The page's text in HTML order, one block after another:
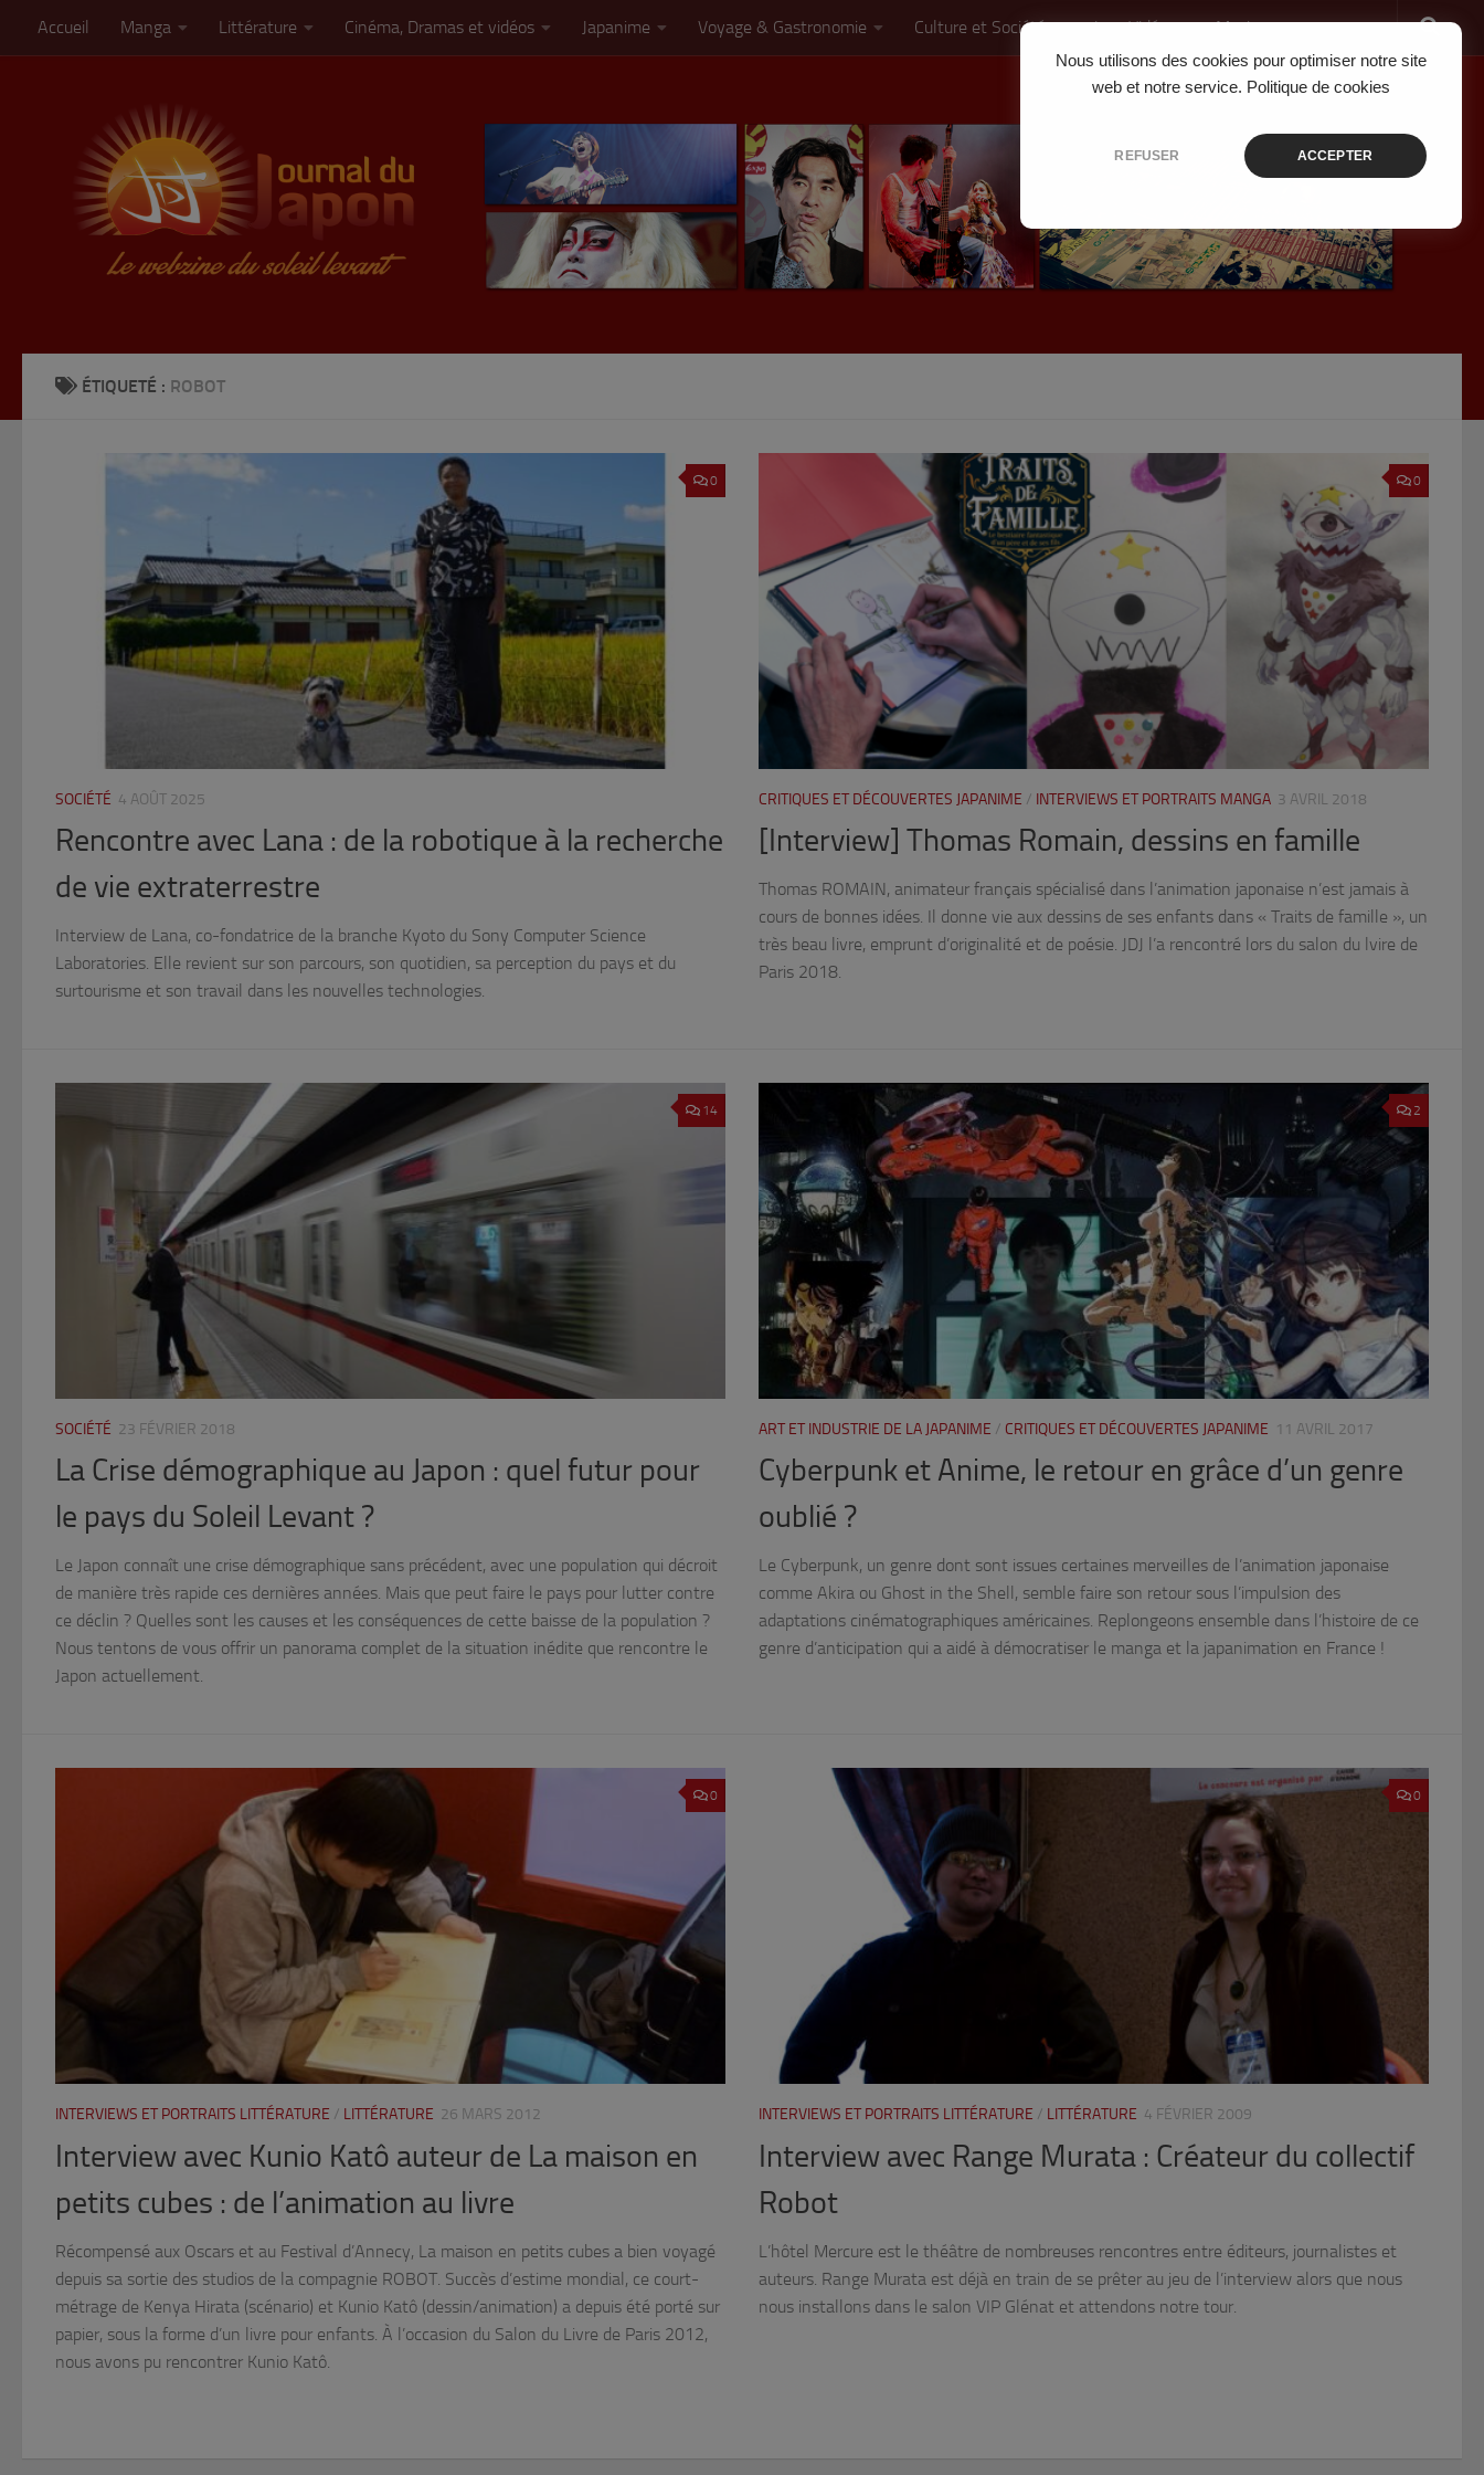
Nous utilisons des cookies pour optimiser notre site
web et notre service. Politique de cookies
REFUSER ACCEPTER
Skip to content
Accueil Manga Littérature Cinéma, Dramas et vidéos Japanime Voyage & Gastronomie Culture et Société Jeux Vidéo Musique
ÉTIQUETÉ : ROBOT
0
SOCIÉTÉ 4 AOÛT 2025
Rencontre avec Lana : de la robotique à la recherche
de vie extraterrestre
Interview de Lana, co-fondatrice de la branche Kyoto du Sony Computer Science
Laboratories. Elle revient sur son parcours, son quotidien, sa perception du pays et du
surtourisme et son travail dans les nouvelles technologies.
0
CRITIQUES ET DÉCOUVERTES JAPANIME / INTERVIEWS ET PORTRAITS MANGA 3 AVRIL 2018
[Interview] Thomas Romain, dessins en famille
Thomas ROMAIN, animateur français spécialisé dans l’animation japonaise n’est jamais à
cours de bonnes idées. Il donne vie aux dessins de ses enfants dans « Traits de famille », un
très beau livre, emprunt d’originalité et de poésie. JDJ l’a rencontré lors du salon du lvire de
Paris 2018.
14
SOCIÉTÉ 23 FÉVRIER 2018
La Crise démographique au Japon : quel futur pour
le pays du Soleil Levant ?
Le Japon connaît une crise démographique sans précédent, avec une population qui décroit
de manière très rapide ces dernières années. Mais que peut faire le pays pour lutter contre
ce déclin ? Quelles sont les causes et les conséquences de cette baisse de la population ?
Nous tentons de vous offrir un panorama complet de la situation inédite que rencontre le
Japon actuellement.
2
ART ET INDUSTRIE DE LA JAPANIME / CRITIQUES ET DÉCOUVERTES JAPANIME 11 AVRIL 2017
Cyberpunk et Anime, le retour en grâce d’un genre
oublié ?
Le Cyberpunk, un genre dont sont issues certaines merveilles de l’animation japonaise
comme Akira ou Ghost in the Shell, semble faire son retour sous l’impulsion des
adaptations cinématographiques américaines. Replongeons ensemble dans l’histoire de ce
genre d’anticipation qui a aidé à démocratiser le manga et la japanimation en France !
0
INTERVIEWS ET PORTRAITS LITTÉRATURE / LITTÉRATURE 26 MARS 2012
Interview avec Kunio Katô auteur de La maison en
petits cubes : de l’animation au livre
Récompensé aux Oscars et au Festival d’Annecy, La maison en petits cubes a bien voyagé
depuis sa sortie des studios de la compagnie ROBOT. Succès d’estime mondial, ce court-
métrage de Kenya Hirata (scénario) et Kunio Katô (dessin/animation) a depuis été porté sur
papier, sous la forme d’un livre pour enfants. À l’occasion du Salon du Livre de Paris 2012,
nous avons pu rencontrer Kunio Katô.
0
INTERVIEWS ET PORTRAITS LITTÉRATURE / LITTÉRATURE 4 FÉVRIER 2009
Interview avec Range Murata : Créateur du collectif
Robot
L’hôtel Mercure est le théâtre de nombreuses rencontres entre éditeurs, journalistes et
auteurs. Range Murata est déjà en train de se prêter au jeu de l’interview alors que nous
nous installons dans le salon VIP Glénat et attendons notre tour.